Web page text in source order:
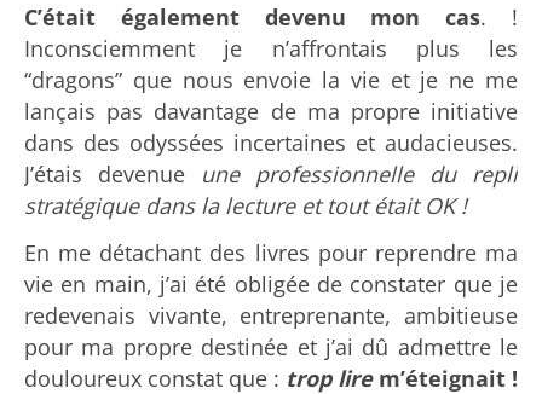
C’était également devenu mon cas. !
Inconsciemment je n’affrontais plus les
“dragons” que nous envoie la vie et je ne me
lançais pas davantage de ma propre initiative
dans des odyssées incertaines et audacieuses.
J’étais devenue une professionnelle du repli
stratégique dans la lecture et tout était OK !
En me détachant des livres pour reprendre ma
vie en main, j’ai été obligée de constater que je
redevenais vivante, entreprenante, ambitieuse
pour ma propre destinée et j’ai dû admettre le
douloureux constat que : trop lire m’éteignait !